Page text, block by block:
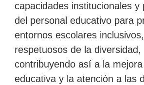
capacidades institucionales y
del personal educativo para
entornos escolares
respetuosos de la diversidad,
contribuyendo así a la
educativa y la atención a las